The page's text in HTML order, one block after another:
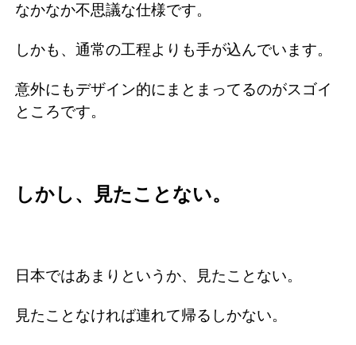
なかなか不思議な仕様です。
しかも、通常の工程よりも手が込んでいます。
意外にもデザイン的にまとまってるのがスゴイ
ところです。
しかし、見たことない。
日本ではあまりというか、見たことない。
見たことなければ連れて帰るしかない。